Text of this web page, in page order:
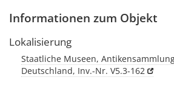
Informationen zum Objekt
Lokalisierung
Staatliche Museen,
Deutschland, Inv.-Nr. V5.3-162